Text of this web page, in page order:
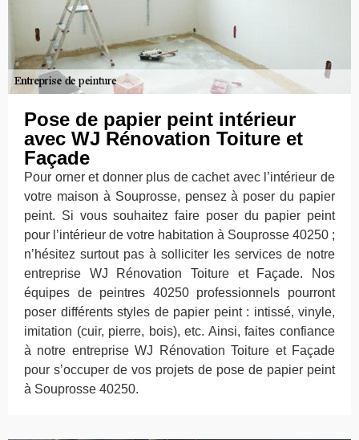
Pose de papier peint intérieur
avec WJ Rénovation Toiture et
Façade
Pour orner et donner plus de cachet avec l’intérieur de
votre maison à Souprosse, pensez à poser du papier
peint. Si vous souhaitez faire poser du papier peint
pour l’intérieur de votre habitation à Souprosse 40250 ;
n’hésitez surtout pas à solliciter les services de notre
entreprise WJ Rénovation Toiture et Façade. Nos
équipes de peintres 40250 professionnels pourront
poser différents styles de papier peint : intissé, vinyle,
imitation (cuir, pierre, bois), etc. Ainsi, faites confiance
à notre entreprise WJ Rénovation Toiture et Façade
pour s’occuper de vos projets de pose de papier peint
à Souprosse 40250.